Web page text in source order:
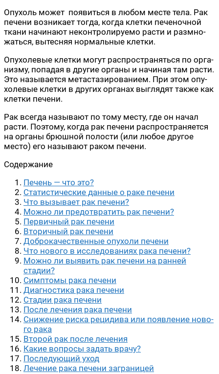
Опу­холь может появить­ся в любом месте тела. Рак
пече­ни воз­ни­ка­ет тогда, когда клет­ки пече­ноч­ной
тка­ни начи­на­ют некон­тро­ли­ру­е­мо рас­ти и раз­мно­
жать­ся, вытес­няя нор­маль­ные клетки.
Опу­хо­ле­вые клет­ки могут рас­про­стра­нять­ся по орга­
низ­му, попа­дая в дру­гие орга­ны и начи­ная там рас­ти.
Это назы­ва­ет­ся мета­ста­зи­ро­ва­ни­ем. При этом опу­
хо­ле­вые клет­ки в дру­гих орга­нах выгля­дят так­же как
клет­ки печени.
Рак все­гда назы­ва­ют по тому месту, где он начал
рас­ти. Поэто­му, когда рак пече­ни рас­про­стра­ня­ет­ся
на орга­ны брюш­ной поло­сти (или любое дру­гое
место) его назы­ва­ют раком печени.
Содер­жа­ние
Печень — что это?
Ста­ти­сти­че­ские дан­ные о раке печени
Что вызы­ва­ет рак печени?
Мож­но ли предот­вра­тить рак печени?
Пер­вич­ный рак печени
Вто­рич­ный рак печени
Доб­ро­ка­че­ствен­ные опу­хо­ли печени
Что ново­го в иссле­до­ва­ни­ях рака печени?
Мож­но ли выявить рак пече­ни на ран­ней
стадии?
Симп­то­мы рака печени
Диа­гно­сти­ка рака печени
Ста­дии рака печени
После лече­ния рака печени
Сни­же­ние рис­ка реци­ди­ва или появ­ле­ние ново­
го рака
Вто­рой рак после лечения
Какие вопро­сы задать врачу?
После­ду­ю­щий уход
Лече­ние рака пече­ни заграницей